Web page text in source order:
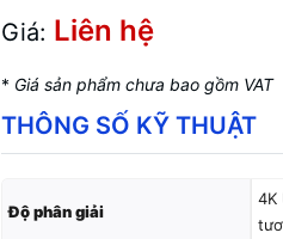
Giá: Liên hệ
* Giá sản phẩm chưa bao gồm VAT
THÔNG SỐ KỸ THUẬT
Độ phân giải
4K